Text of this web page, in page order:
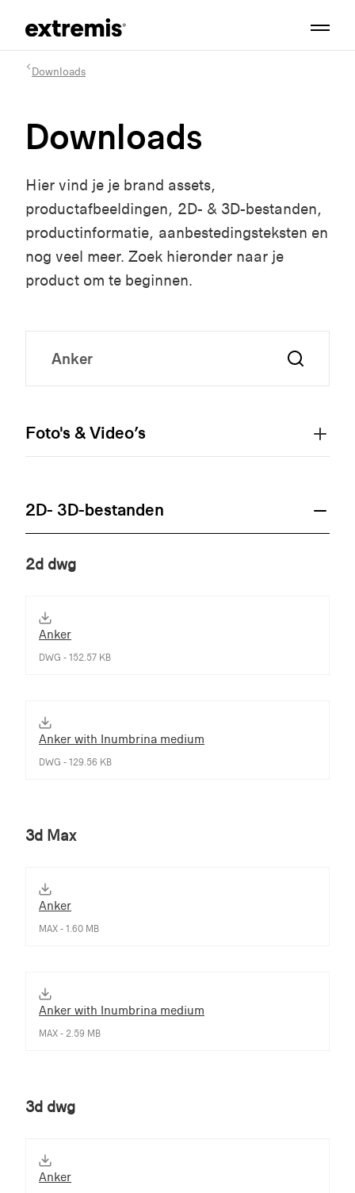
Downloads
Downloads
Hier vind je je brand assets,
productafbeeldingen, 2D- & 3D-bestanden,
productinformatie, aanbestedingsteksten en
nog veel meer. Zoek hieronder naar je
product om te beginnen.
Foto's & Video’s
2D- 3D-bestanden
2d dwg
Anker
DWG - 152.57 KB
Anker with Inumbrina medium
DWG - 129.56 KB
3d Max
Anker
MAX - 1.60 MB
Anker with Inumbrina medium
MAX - 2.59 MB
3d dwg
Anker